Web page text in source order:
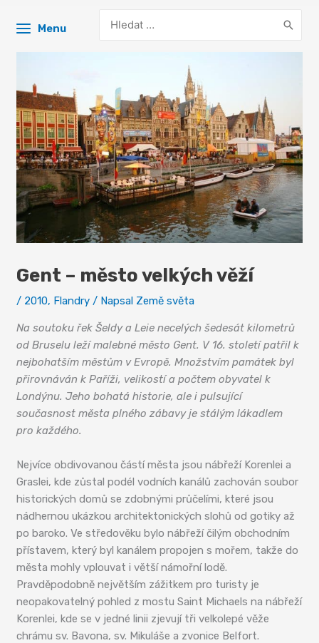
Menu
for:
Gent – město velkých věží
/ 2010, Flandry / Napsal Země světa
Na soutoku řek Šeldy a Leie necelých šedesát kilometrů
od Bruselu leží malebné město Gent. V 16. století patřil k
nejbohatším městům v Evropě. Množstvím památek byl
přirovnáván k Paříži, velikostí a počtem obyvatel k
Londýnu. Jeho bohatá historie, ale i pulsující
současnost města plného zábavy je stálým lákadlem
pro každého.
Nejvíce obdivovanou částí města jsou nábřeží Korenlei a
Graslei, kde zůstal podél vodních kanálů zachován soubor
historických domů se zdobnými průčelími, které jsou
nádhernou ukázkou architektonických slohů od gotiky až
po baroko. Ve středověku bylo nábřeží čilým obchodním
přístavem, který byl kanálem propojen s mořem, takže do
města mohly vplouvat i větší námořní lodě.
Pravděpodobně největším zážitkem pro turisty je
neopakovatelný pohled z mostu Saint Michaels na nábřeží
Korenlei, kde se v jedné linii zjevují tři velkolepé věže
chrámu sv. Bavona, sv. Mikuláše a zvonice Belfort.